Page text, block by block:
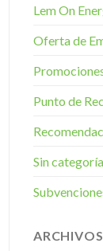
Lem On
Oferta de
Punto de
Sin categoría
ARCHIVOS